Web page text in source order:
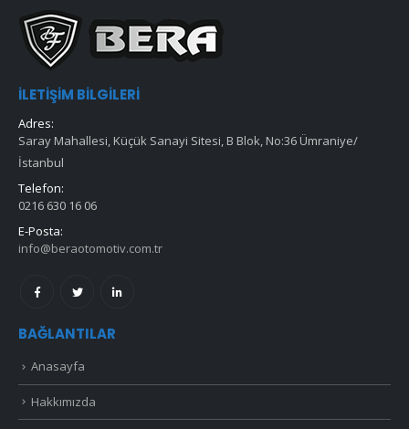
İLETIŞIM BILGILERI
Adres:
Saray Mahallesi, Küçük Sanayi Sitesi, B Blok, No:36 Ümraniye/
İstanbul
Telefon:
0216 630 16 06
E-Posta:
info@beraotomotiv.com.tr
BAĞLANTILAR
Anasayfa
Hakkımızda